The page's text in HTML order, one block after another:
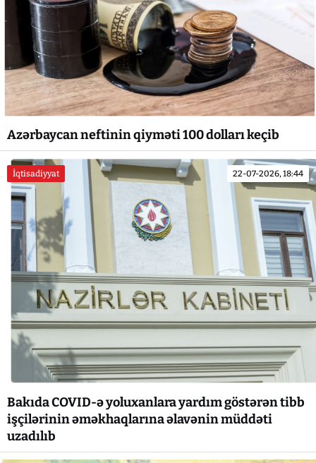
Azərbaycan neftinin qiyməti 100 dolları keçib
İqtisadiyyat 22-07-2026, 18:44
Bakıda COVID-ə yoluxanlara yardım göstərən tibb
işçilərinin əməkhaqlarına əlavənin müddəti
uzadılıb